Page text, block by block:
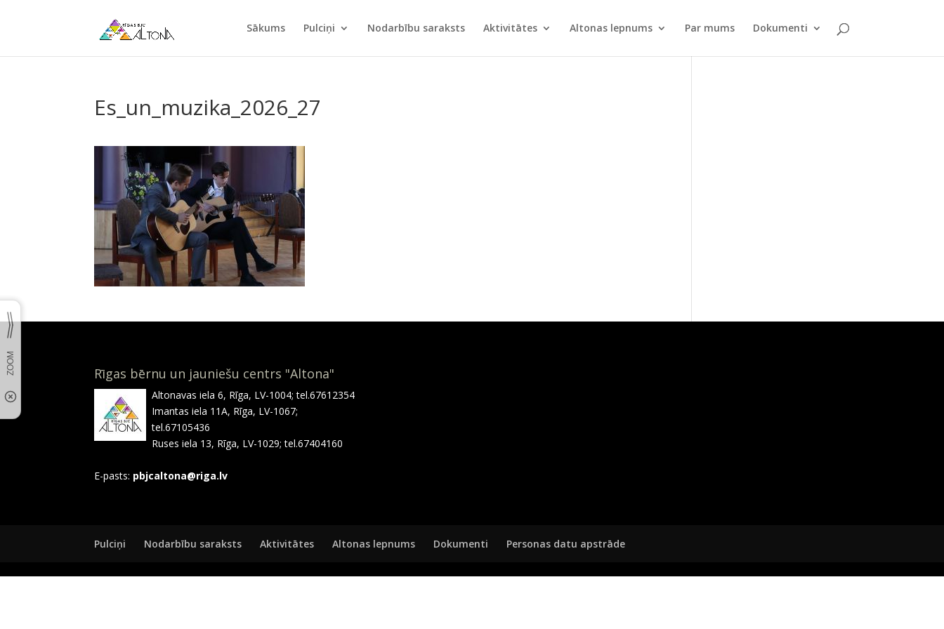
Sākums Pulciņi Nodarbību saraksts Aktivitātes Altonas lepnums Par mums Dokumenti
Es_un_muzika_2026_27
Rīgas bērnu un jauniešu centrs "Altona"
Altonavas iela 6, Rīga, LV-1004; tel.67612354
Imantas iela 11A, Rīga, LV-1067;
tel.67105436
Ruses iela 13, Rīga, LV-1029; tel.67404160
E-pasts: pbjcaltona@riga.lv
Pulciņi Nodarbību saraksts Aktivitātes Altonas lepnums Dokumenti Personas datu apstrāde